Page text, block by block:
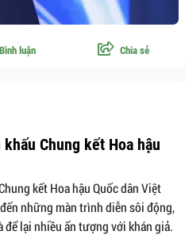
Bình luận Chia sẻ
Chung kết Hoa hậu
kết Hoa hậu Quốc dân Việt
những màn trình diễn sôi động,
để lại nhiều ấn tượng với khán giả.